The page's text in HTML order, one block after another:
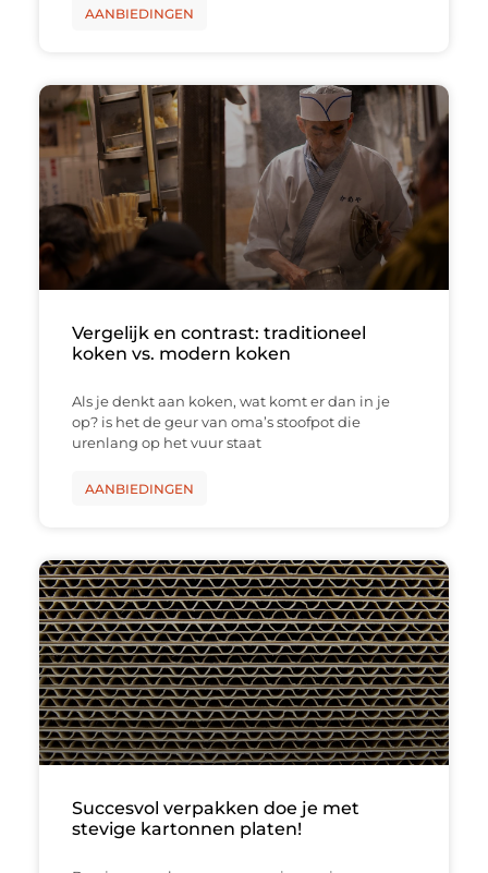
AANBIEDINGEN
Vergelijk en contrast: traditioneel
koken vs. modern koken
Als je denkt aan koken, wat komt er dan in je
op? is het de geur van oma’s stoofpot die
urenlang op het vuur staat
AANBIEDINGEN
Succesvol verpakken doe je met
stevige kartonnen platen!